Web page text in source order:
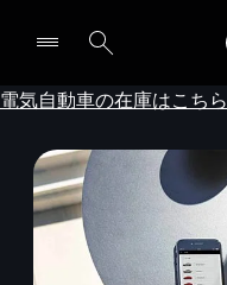
電気自動車の在庫はこちら